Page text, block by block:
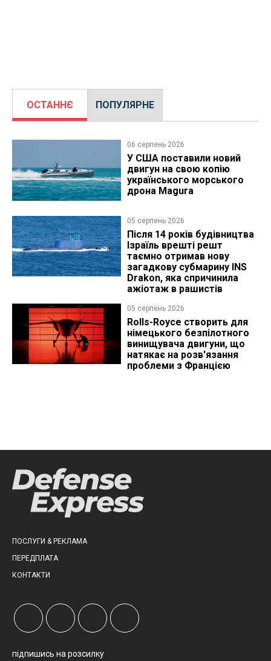
ОСТАННЄ ПОПУЛЯРНЕ
06 серпень 2026
У США поставили новий
двигун на свою копію
українського морського
дрона Magura
05 серпень 2026
Після 14 років будівництва
Ізраїль врешті решт
таємно отримав нову
загадкову субмарину INS
Drakon, яка спричинила
ажіотаж в рашистів
05 серпень 2026
Rolls-Royce створить для
німецького безпілотного
винищувача двигуни, що
натякає на розв'язання
проблеми з Францією
ПОСЛУГИ & РЕКЛАМА
ПЕРЕДПЛАТА
КОНТАКТИ
підпишись на розсилку